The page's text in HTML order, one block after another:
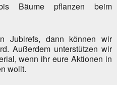
Bäume pflanzen beim
Jubirefs, dann können wir
Außerdem unterstützen wir
wenn ihr eure Aktionen in
wollt.